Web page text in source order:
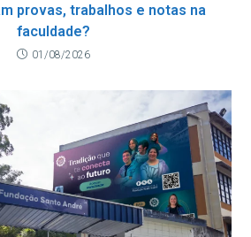
provas, trabalhos e notas na
faculdade?
01/08/2026